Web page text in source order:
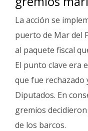
La acción se
puerto de Mar del
al paquete fiscal
El punto clave era
que fue rechazado
Diputados. En
gremios
de los barcos.